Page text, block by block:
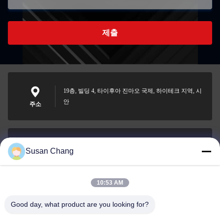
제출
주소
19층, 빌딩 4, 타이후아 진마오 국제, 하이테크 지역, 시
안
Susan@aeaxa.com
0086-13991372145
Susan Chang
10:53 AM
Good day, what product are you looking for?